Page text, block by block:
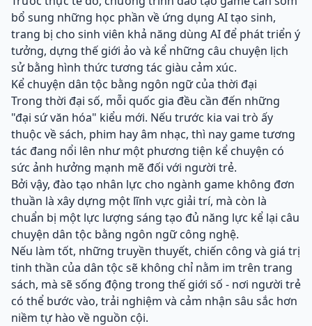
bổ sung những học phần về ứng dụng AI tạo sinh,
trang bị cho sinh viên khả năng dùng AI để phát triển ý
tưởng, dựng thế giới ảo và kể những câu chuyện lịch
sử bằng hình thức tương tác giàu cảm xúc.
Kể chuyện dân tộc bằng ngôn ngữ của thời đại
Trong thời đại số, mỗi quốc gia đều cần đến những
"đại sứ văn hóa" kiểu mới. Nếu trước kia vai trò ấy
thuộc về sách, phim hay âm nhạc, thì nay game tương
tác đang nổi lên như một phương tiện kể chuyện có
sức ảnh hưởng mạnh mẽ đối với người trẻ.
Bởi vậy, đào tạo nhân lực cho ngành game không đơn
thuần là xây dựng một lĩnh vực giải trí, mà còn là
chuẩn bị một lực lượng sáng tạo đủ năng lực kể lại câu
chuyện dân tộc bằng ngôn ngữ công nghệ.
Nếu làm tốt, những truyền thuyết, chiến công và giá trị
tinh thần của dân tộc sẽ không chỉ nằm im trên trang
sách, mà sẽ sống động trong thế giới số - nơi người trẻ
có thể bước vào, trải nghiệm và cảm nhận sâu sắc hơn
niềm tự hào về nguồn cội.